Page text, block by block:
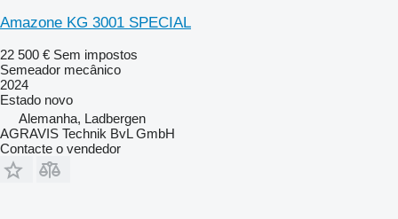
Amazone KG 3001 SPECIAL
22 500 € Sem impostos
Semeador mecânico
2024
Estado novo
Alemanha, Ladbergen
AGRAVIS Technik BvL GmbH
Contacte o vendedor